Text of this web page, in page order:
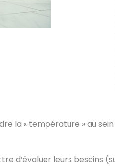
la « température » au
d’évaluer leurs besoins